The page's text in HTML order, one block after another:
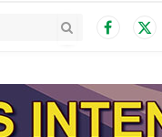
Facebook
X